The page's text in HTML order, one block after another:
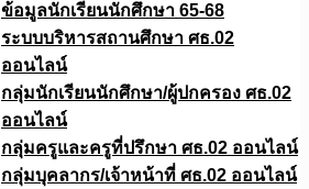
ข้อมูลนักเรียนนักศึกษา 65-68
ระบบบริหารสถานศึกษา ศธ.02
ออนไลน์
กลุ่มนักเรียนนักศึกษา/ผู้ปกครอง ศธ.02
ออนไลน์
กลุ่มครูและครูที่ปรึกษา ศธ.02 ออนไลน์
กลุ่มบุคลากร/เจ้าหน้าที่ ศธ.02 ออนไลน์